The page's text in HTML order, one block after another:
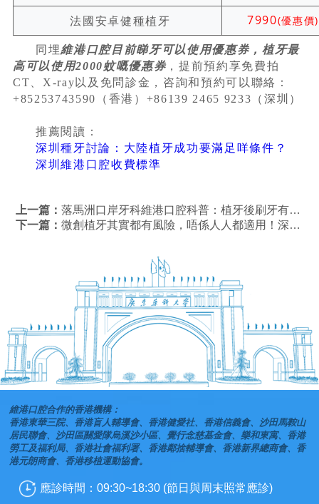
法國安卓健種植牙
7990(優惠價)
同埋維港口腔目前睇牙可以使用優惠券，植牙最
高可以使用2000蚊嘅優惠券，提前預約享免費拍
CT、X-ray以及免問診金，咨詢和預約可以聯絡：
+85253743590（香港）+86139 2465 9233（深圳）
推薦閱讀：
深圳種牙討論：大陸植牙成功要滿足咩條件？
深圳維港口腔收費標準
上一篇：落馬洲口岸牙科維港口腔科普：植牙後刷牙有咩要注意？
下一篇：微創植牙其實都有風險，唔係人人都適用！深圳植牙邊度好？
維港口腔合作的香港機構：
香港東華三院、香港盲人輔導會、香港健愛社、香港信義會、沙田馬鞍山
居民聯會、沙田區關愛隊烏溪沙小區、覺行念慈基金會、樂和東寓、香港
勞工及福利局、香港社會福利署、香港鄰捨輔導會、香港新界總商會、香
港元朗商會、香港移植運動協會。
應診時間：09:30~18:30 (節日與周末照常應診)